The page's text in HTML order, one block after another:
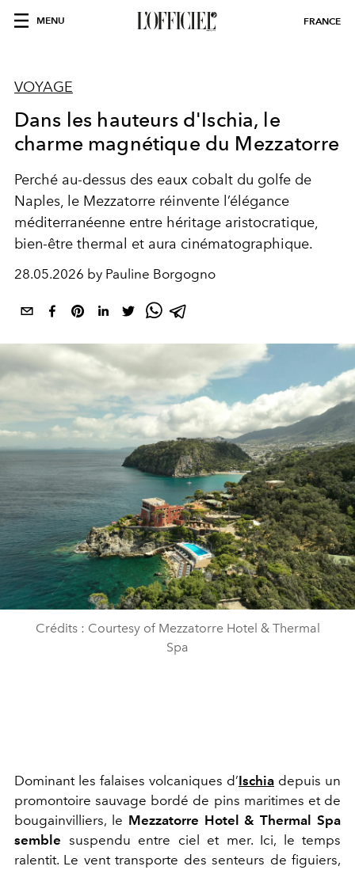
MENU FRANCE
VOYAGE
Dans les hauteurs d'Ischia, le
charme magnétique du Mezzatorre
Perché au-dessus des eaux cobalt du golfe de
Naples, le Mezzatorre réinvente l’élégance
méditerranéenne entre héritage aristocratique,
bien-être thermal et aura cinématographique.
28.05.2026 by Pauline Borgogno
Crédits : Courtesy of Mezzatorre Hotel & Thermal
Spa
Dominant les falaises volcaniques d’Ischia depuis un
promontoire sauvage bordé de pins maritimes et de
bougainvilliers, le Mezzatorre Hotel & Thermal Spa
semble suspendu entre ciel et mer. Ici, le temps
ralentit. Le vent transporte des senteurs de figuiers,